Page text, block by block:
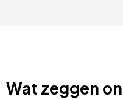
Wat zeggen